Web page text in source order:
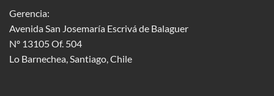
Gerencia:
Avenida San Josemaría Escrivá de Balaguer
Nº 13105 Of. 504
Lo Barnechea , Santiago, Chile